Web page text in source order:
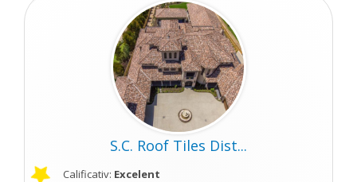
S.C. Roof Tiles Dist...
Calificativ: Excelent